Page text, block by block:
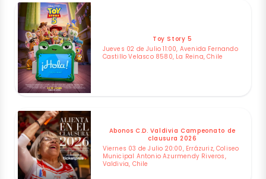
Toy Story 5
Jueves 02 de Julio 11:00, Avenida Fernando
Castillo Velasco 8580, La Reina, Chile
Abonos C.D. Valdivia Campeonato de
clausura 2026
Viernes 03 de Julio 20:00, Errázuriz, Coliseo
Municipal Antonio Azurmendy Riveros,
Valdivia, Chile